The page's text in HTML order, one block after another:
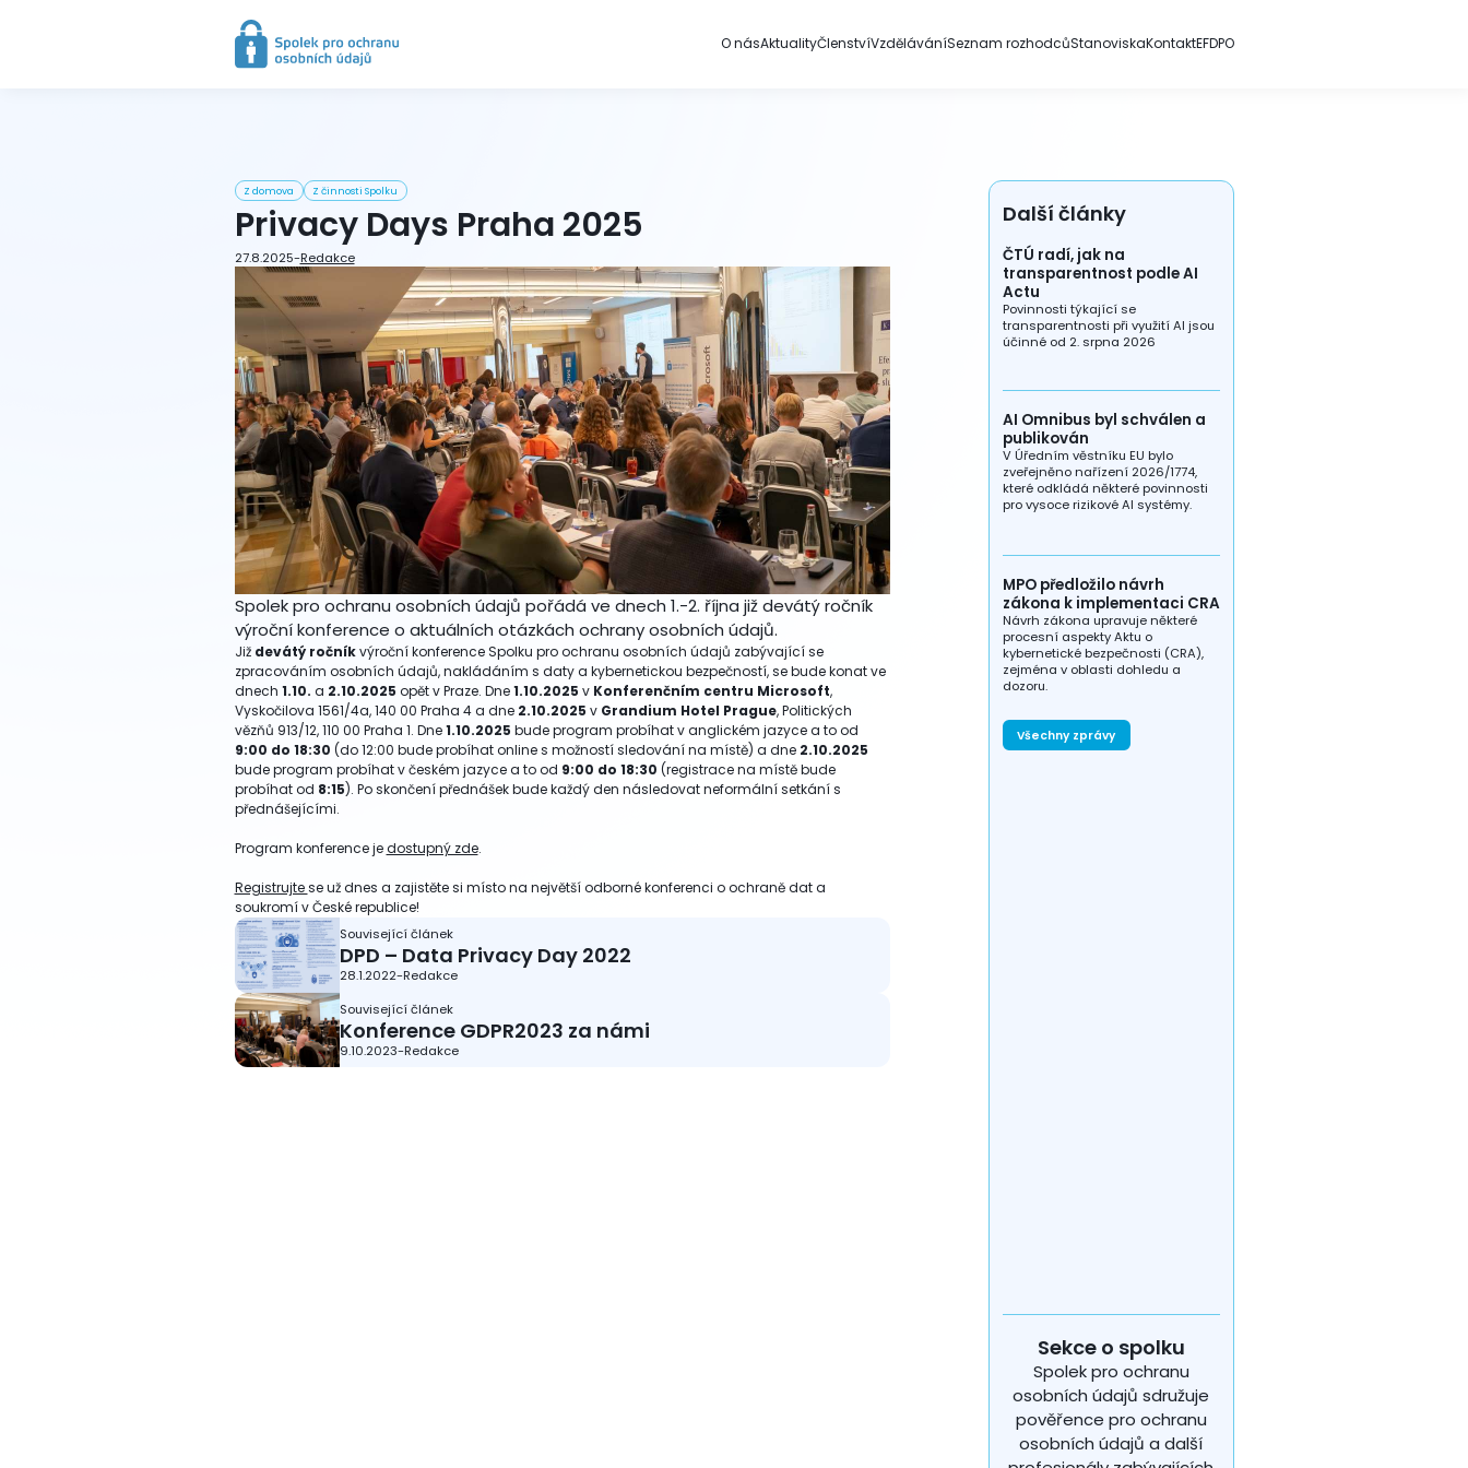
O násAktualityČlenstvíVzděláváníSeznam rozhodcůStanoviskaKontaktEFDPO
Z domova Z činnosti Spolku
Privacy Days Praha 2025
27.8.2025-Redakce
Spolek pro ochranu osobních údajů pořádá ve dnech 1.-2. října již devátý ročník
výroční konference o aktuálních otázkách ochrany osobních údajů.
Jiždevátý ročníkvýroční konference Spolku pro ochranu osobních údajů zabývající se
zpracováním osobních údajů, nakládáním s daty a kybernetickou bezpečností, se bude konat ve
dnech 1.10. a 2.10.2025 opět v Praze. Dne1.10.2025 v Konferenčním centru Microsoft,
Vyskočilova 1561/4a, 140 00 Praha 4 a dne 2.10.2025 v Grandium Hotel Prague, Politických
vězňů 913/12, 110 00 Praha 1. Dne1.10.2025 bude program probíhat v anglickém jazyce a to od
9:00 do 18:30 (do 12:00 bude probíhat online s možností sledování na místě) a dne 2.10.2025
bude program probíhat v českém jazyce a to od 9:00 do 18:30 (registrace na místě bude
probíhat od 8:15). Po skončení přednášek bude každý den následovat neformální setkání s
přednášejícími.
Program konference jedostupný zde.
Registrujtese už dnes a zajistěte si místo na největší odborné konferenci o ochraně dat a
soukromí v České republice!
Související článek
DPD – Data Privacy Day 2022
28.1.2022-Redakce
Související článek
Konference GDPR2023 za námi
9.10.2023-Redakce
Další články
ČTÚ radí, jak na
transparentnost podle AI
Actu
Povinnosti týkající se
transparentnosti při využití AI jsou
účinné od 2. srpna 2026
AI Omnibus byl schválen a
publikován
V Úředním věstníku EU bylo
zveřejněno nařízení 2026/1774,
které odkládá některé povinnosti
pro vysoce rizikové AI systémy.
MPO předložilo návrh
zákona k implementaci CRA
Návrh zákona upravuje některé
procesní aspekty Aktu o
kybernetické bezpečnosti (CRA),
zejména v oblasti dohledu a
dozoru.
Všechny zprávy
Sekce o spolku
Spolek pro ochranu
osobních údajů sdružuje
pověřence pro ochranu
osobních údajů a další